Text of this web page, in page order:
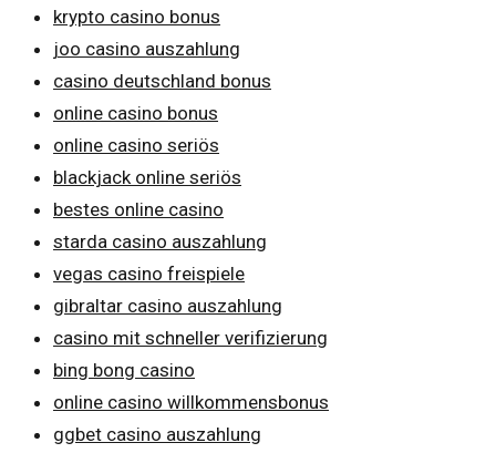
krypto casino bonus
joo casino auszahlung
casino deutschland bonus
online casino bonus
online casino seriös
blackjack online seriös
bestes online casino
starda casino auszahlung
vegas casino freispiele
gibraltar casino auszahlung
casino mit schneller verifizierung
bing bong casino
online casino willkommensbonus
ggbet casino auszahlung